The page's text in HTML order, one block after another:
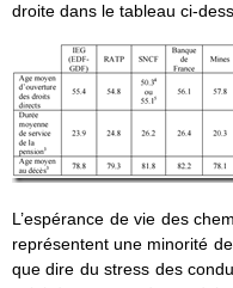
droite dans le tableau ci-
L’espérance de vie des
représentent une minorité
que dire du stress des